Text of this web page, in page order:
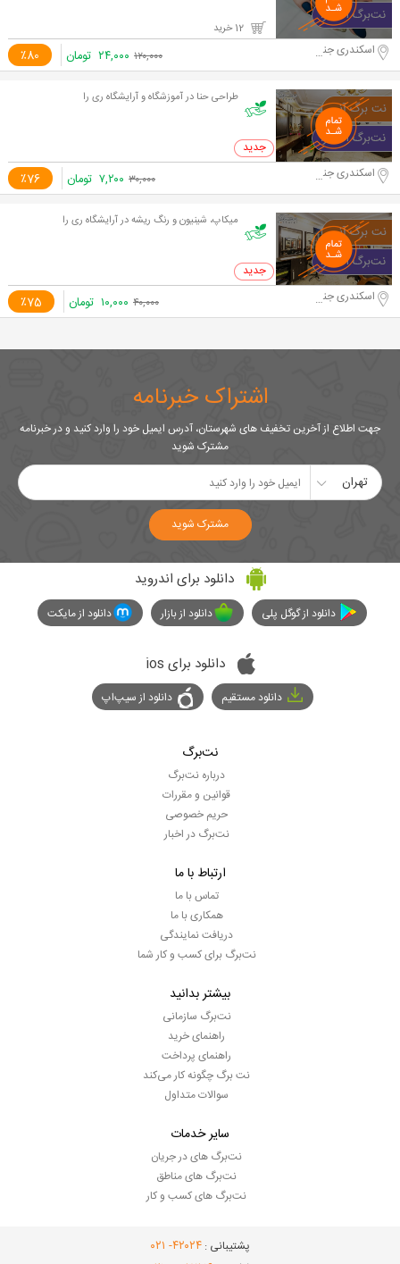
٪80 اسکندری جنوبی ۱۲۰,۰۰۰ ۲۴,۰۰۰ تومان
طراحی حنا در آموزشگاه و آرایشگاه ری را
0 خرید
٪76 اسکندری جنوبی ۳۰,۰۰۰ ۷,۲۰۰ تومان
میکاپ، شینیون و رنگ ریشه در آرایشگاه ری را
0 خرید
٪75 اسکندری جنوبی ۴۰,۰۰۰ ۱۰,۰۰۰ تومان
اشتراک خبرنامه
جهت اطلاع از آخرین تخفیف های شهرستان، آدرس ایمیل خود را وارد کنید و در خبرنامه
مشترک شوید
تهران
مشترک شوید
دانلود برای اندروید
دانلود از گوگل پلی دانلود از بازار دانلود از مایکت
دانلود برای ios
دانلود مستقیم دانلود از سیپ‌اپ
نت‌برگ
درباره نت‌برگ
قوانین و مقررات
حریم خصوصی
نت‌برگ در اخبار
ارتباط با ما
تماس با ما
همکاری با ما
دریافت نمایندگی
نت‌برگ برای کسب و کار شما
بیشتر بدانید
نت‌برگ سازمانی
راهنمای خرید
راهنمای پرداخت
نت برگ چگونه کار می‌کند
سوالات متداول
سایر خدمات
نت‌برگ های در جریان
نت‌برگ های مناطق
نت‌برگ های کسب و کار
پشتیبانی : ۴۲۰۲۴- ۰۲۱